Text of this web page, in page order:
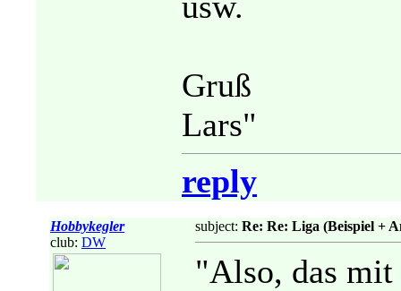
Gruß
Lars"
reply
Hobbykegler
club: DW
subject: Re: Re: Liga (Beispiel +
"Also, das mit